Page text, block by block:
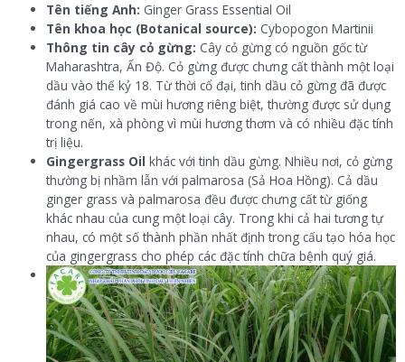
Tên tiếng Anh: Ginger Grass Essential Oil
Tên khoa học (Botanical source): Cybopogon Martinii
Thông tin cây cỏ gừng: Cây cỏ gừng có nguồn gốc từ
Maharashtra, Ấn Độ. Cỏ gừng được chưng cất thành một loại
dầu vào thế kỷ 18. Từ thời cổ đại, tinh dầu cỏ gừng đã được
đánh giá cao về mùi hương riêng biệt, thường được sử dụng
trong nến, xà phòng vì mùi hương thơm và có nhiều đặc tính
trị liệu.
Gingergrass Oil khác với tinh dầu gừng. Nhiều nơi, cỏ gừng
thường bị nhầm lẫn với palmarosa (Sả Hoa Hồng). Cả dầu
ginger grass và palmarosa đều được chưng cất từ giống
khác nhau của cung một loại cây. Trong khi cả hai tương tự
nhau, có một số thành phần nhất định trong cấu tạo hóa học
của gingergrass cho phép các đặc tính chữa bệnh quý giá.